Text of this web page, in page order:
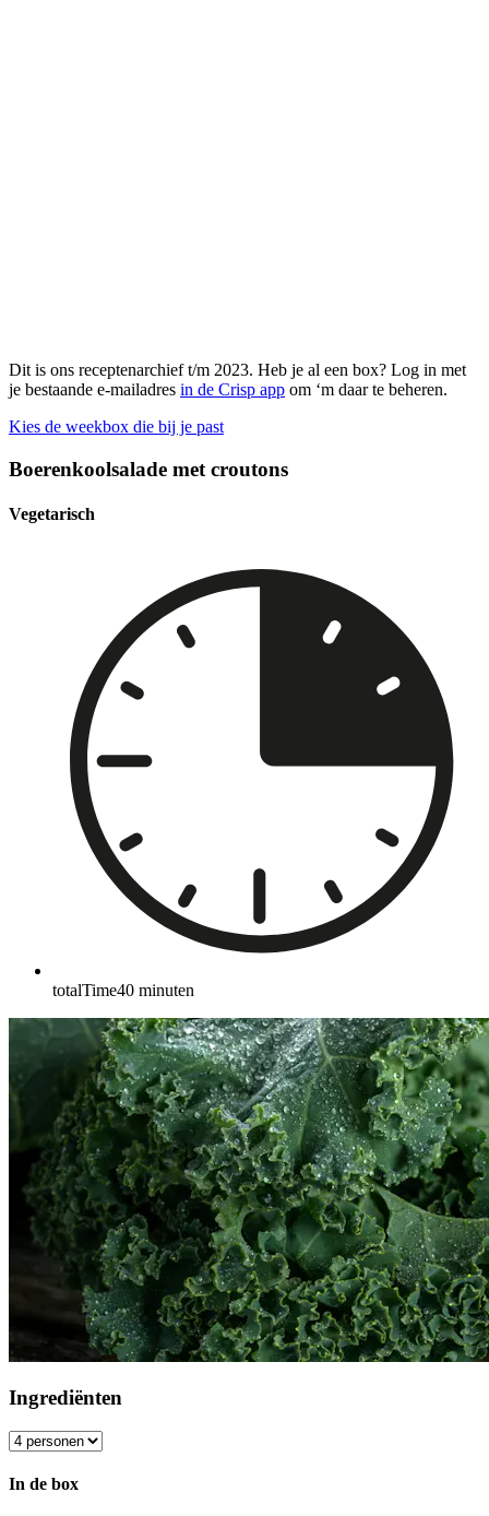
Dit is ons receptenarchief t/m 2023. Heb je al een box? Log in met
je bestaande e-mailadres in de Crisp app om ‘m daar te beheren.
Kies de weekbox die bij je past
Boerenkoolsalade met croutons
Vegetarisch
totalTime40 minuten
Ingrediënten
In de box